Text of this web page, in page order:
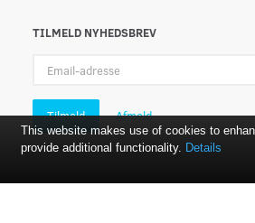
TILMELD NYHEDSBREV
adresse
Tilmeld Afmeld
This website makes use of cookies to
provide additional functionality. Details